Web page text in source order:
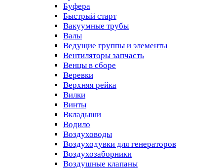
Буфера
Быстрый старт
Вакуумные трубы
Валы
Ведущие группы и элементы
Вентиляторы запчасть
Венцы в сборе
Веревки
Верхняя рейка
Вилки
Винты
Вкладыши
Водило
Воздуховоды
Воздуходувки для генераторов
Воздухозаборники
Воздушные клапаны